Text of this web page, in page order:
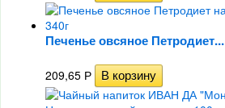
Печенье овсяное Петродиет...
209,65 Р